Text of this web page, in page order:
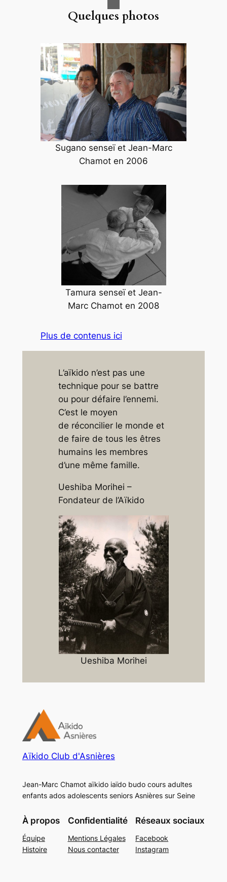
Quelques photos
Sugano senseï et Jean-Marc
Chamot en 2006
Tamura senseï et Jean-
Marc Chamot en 2008
Plus de contenus ici
L’aïkido n’est pas une
technique pour se battre
ou pour défaire l’ennemi.
C’est le moyen
de réconcilier le monde et
de faire de tous les êtres
humains les membres
d’une même famille.
Ueshiba Morihei –
Fondateur de l’Aïkido
Ueshiba Morihei
Aïkido Club d'Asnières
Jean-Marc Chamot aïkido iaïdo budo cours adultes
enfants ados adolescents seniors Asnières sur Seine
À propos
Équipe
Histoire
Confidentialité
Mentions Légales
Nous contacter
Réseaux sociaux
Facebook
Instagram